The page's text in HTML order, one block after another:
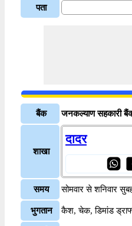
पता
बैंक जनकल्याण सहकारी
शाखा
दादर
समय सोमवार से शनिवार
भुगतान कैश, चेक, डिमांड